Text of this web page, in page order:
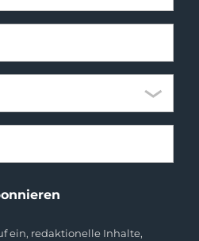
ein, redaktionelle Inhalte,